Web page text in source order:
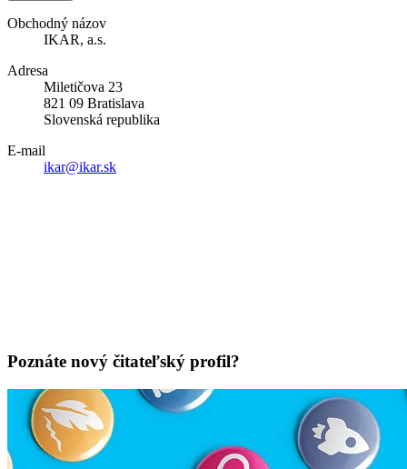
Obchodný názov
IKAR, a.s.
Adresa
Miletičova 23
821 09 Bratislava
Slovenská republika
E-mail
ikar@ikar.sk
Poznáte nový čitateľský profil?